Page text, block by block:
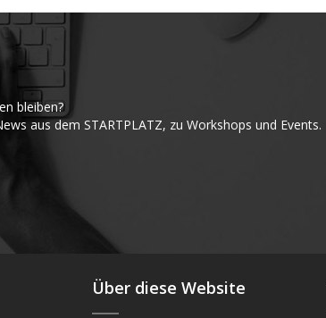
bleiben?
aus dem STARTPLATZ, zu Workshops und Events.
Über diese Website